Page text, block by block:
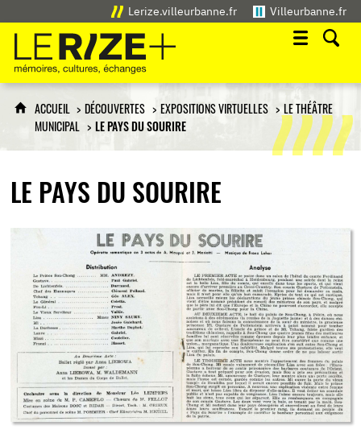
Lerize.villeurbanne.fr Villeurbanne.fr
Le Rize+
mémoires, cultures, échanges
ACCUEIL DÉCOUVERTES EXPOSITIONS VIRTUELLES
LE THÉÂTRE
MUNICIPAL
LE PAYS DU SOURIRE
LE PAYS DU SOURIRE